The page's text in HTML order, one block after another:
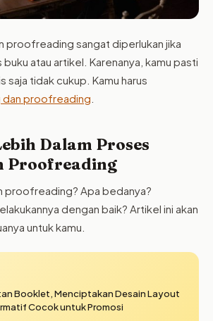
proofreading sangat diperlukan jika
buku atau artikel. Karenanya, kamu pasti
saja tidak cukup. Kamu harus
dan proofreading
Dalam Proses
Proofreading
proofreading? Apa bedanya?
dengan baik? Artikel ini akan
untuk kamu.
Booklet, Menciptakan Desain Layout
Cocok untuk Promosi